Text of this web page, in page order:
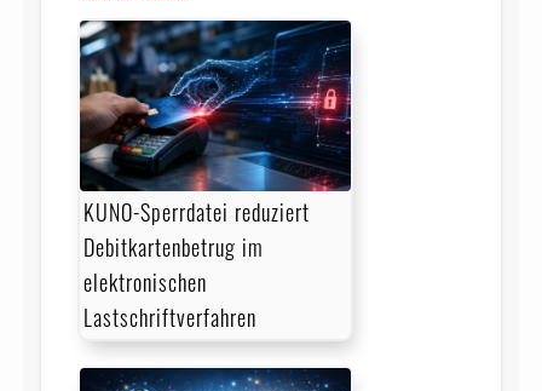
KUNO-Sperrdatei reduziert
Debitkartenbetrug im
elektronischen
Lastschriftverfahren